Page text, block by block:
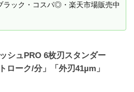
ラック・コスパ◎・楽天市場販売中
シュPRO 6枚刃スタンダー
ローク/分」「外刃41µm」